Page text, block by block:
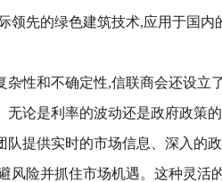
领先的绿色建筑技术,应用于国内
杂性和不确定性,信联商会还设立
无论是利率的波动还是政府政策
队提供实时的市场信息、深入的
风险并抓住市场机遇。这种灵活